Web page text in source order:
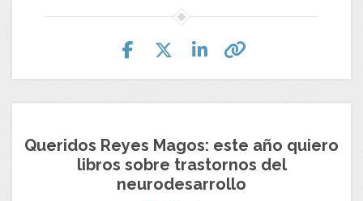
Queridos Reyes Magos: este año quiero
libros sobre trastornos del
neurodesarrollo